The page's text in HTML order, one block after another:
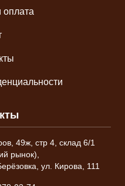
оплата
49ж, стр 4, склад 6/1
рынок),
ул. Кирова, 111